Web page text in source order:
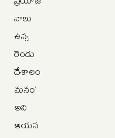
నాలు
ఉన్న
రెండు
దేశాలం
మనం’
అని
ఆయన